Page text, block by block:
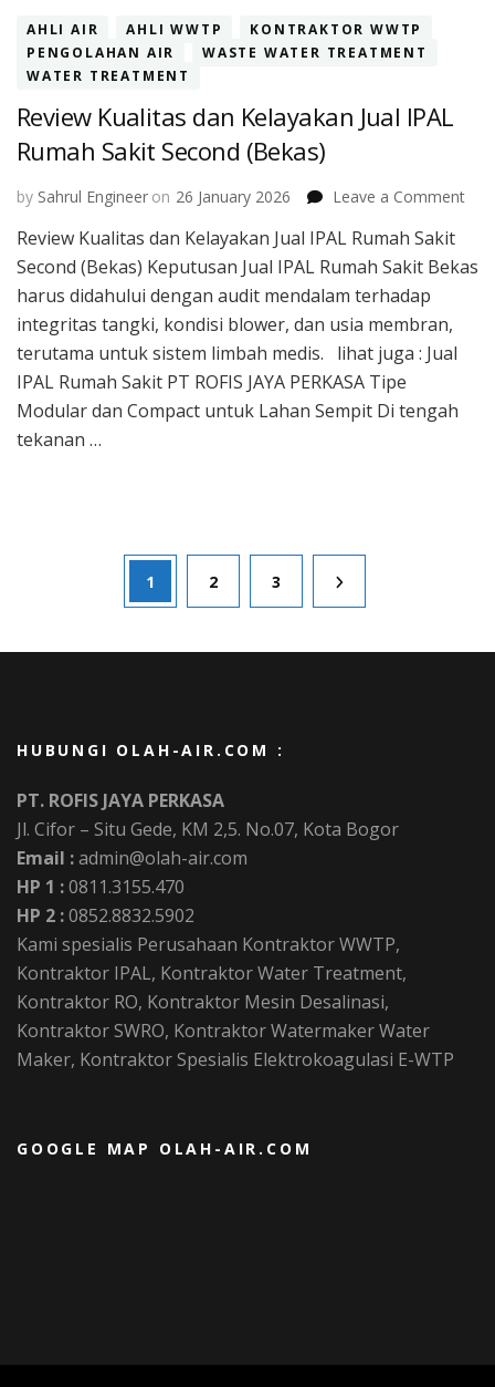
AHLI AIR AHLI WWTP
KONTRAKTOR WWTP
PENGOLAHAN AIR
WASTE WATER TREATMENT
WATER TREATMENT
Review Kualitas dan Kelayakan Jual IPAL
Rumah Sakit Second (Bekas)
by Sahrul Engineer on 26 January 2026 Leave a Commenton
dan
Review Kualitas dan Kelayakan Jual IPAL Rumah Sakit
Second (Bekas) Keputusan Jual IPAL Rumah Sakit Bekas
harus didahului dengan audit mendalam terhadap
integritas tangki, kondisi blower, dan usia membran,
terutama untuk sistem limbah medis. lihat juga : Jual
IPAL Rumah Sakit PT ROFIS JAYA PERKASA Tipe
Modular dan Compact untuk Lahan Sempit Di tengah
tekanan …
paginationPage
1 Page
2 Page
3
HUBUNGI OLAH-AIR.COM :
PT. ROFIS JAYA PERKASA
Jl. Cifor – Situ Gede, KM 2,5. No.07, Kota Bogor
Email :admin@olah-air.com
HP 1 :0811.3155.470
HP 2 :0852.8832.5902
Kami spesialis Perusahaan Kontraktor WWTP,
Kontraktor IPAL, Kontraktor Water Treatment,
Kontraktor RO, Kontraktor Mesin Desalinasi,
Kontraktor SWRO, Kontraktor Watermaker Water
Maker, Kontraktor Spesialis Elektrokoagulasi E-WTP
GOOGLE MAP OLAH-AIR.COM